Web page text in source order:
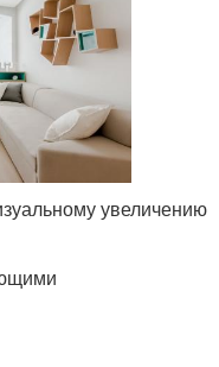
увеличению